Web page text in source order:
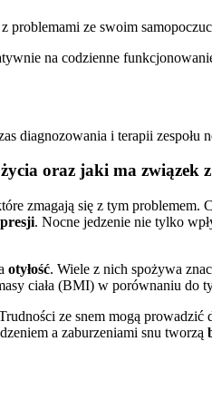
problemami ze swoim
na codzienne
diagnozowania i terapii zespołu
oraz jaki ma związek
zmagają się z tym
. Nocne jedzenie nie tylko
otyłość. Wiele z nich spożywa
ciała (BMI) w porównaniu do
ze snem mogą
a zaburzeniami snu tworzą